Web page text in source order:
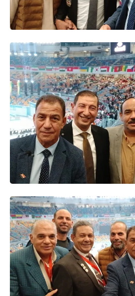
حوادث وقضايا
الصحه والجمال
فن المطبخ
مقالات